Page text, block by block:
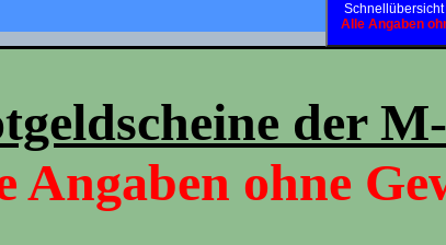
Schnellübersicht
Alle Angaben
der
Angaben ohne